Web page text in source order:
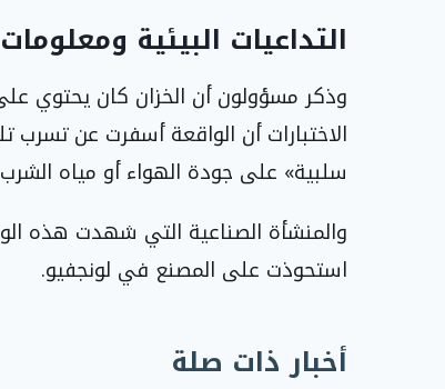
التداعيات البيئية
الاختبارات أن الواقعة أسفرت عن تسرب
سلبية» على جودة الهواء أو مياه
والمنشأة الصناعية التي شهدت هذه
استحوذت على المصنع في لونجفيو.
أخبار ذات صلة